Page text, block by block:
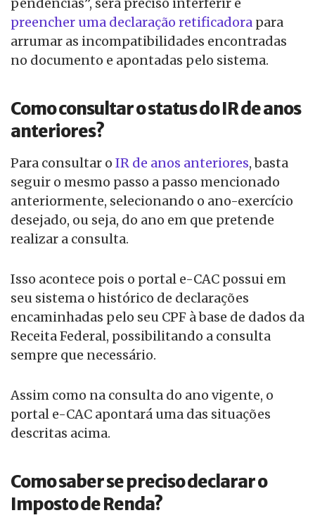
preencher uma declaração retificadora para
arrumar as incompatibilidades encontradas
no documento e apontadas pelo sistema.
Como consultar o status do IR de anos
anteriores?
Para consultar o IR de anos anteriores, basta
seguir o mesmo passo a passo mencionado
anteriormente, selecionando o ano-exercício
desejado, ou seja, do ano em que pretende
realizar a consulta.
Isso acontece pois o portal e-CAC possui em
seu sistema o histórico de declarações
encaminhadas pelo seu CPF à base de dados da
Receita Federal, possibilitando a consulta
sempre que necessário.
Assim como na consulta do ano vigente, o
portal e-CAC apontará uma das situações
descritas acima.
Como saber se preciso declarar o
Imposto de Renda?